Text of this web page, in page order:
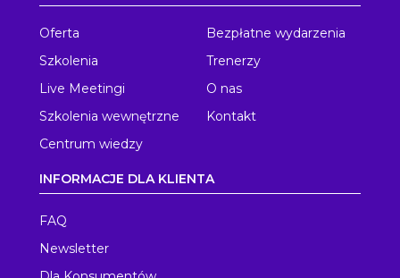
Oferta
Szkolenia
Live Meetingi
Szkolenia wewnętrzne
Centrum wiedzy
Bezpłatne wydarzenia
Trenerzy
O nas
Kontakt
INFORMACJE DLA KLIENTA
FAQ
Newsletter